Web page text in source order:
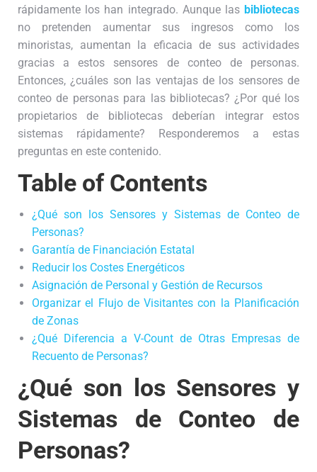
rápidamente los han integrado. Aunque las bibliotecas
no pretenden aumentar sus ingresos como los
minoristas, aumentan la eficacia de sus actividades
gracias a estos sensores de conteo de personas.
Entonces, ¿cuáles son las ventajas de los sensores de
conteo de personas para las bibliotecas? ¿Por qué los
propietarios de bibliotecas deberían integrar estos
sistemas rápidamente? Responderemos a estas
preguntas en este contenido.
Table of Contents
¿Qué son los Sensores y Sistemas de Conteo de
Personas?
Garantía de Financiación Estatal
Reducir los Costes Energéticos
Asignación de Personal y Gestión de Recursos
Organizar el Flujo de Visitantes con la Planificación
de Zonas
¿Qué Diferencia a V-Count de Otras Empresas de
Recuento de Personas?
¿Qué son los Sensores y
Sistemas de Conteo de
Personas?